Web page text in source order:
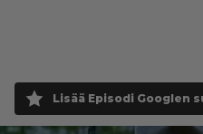
Lisää Episodi Googlen